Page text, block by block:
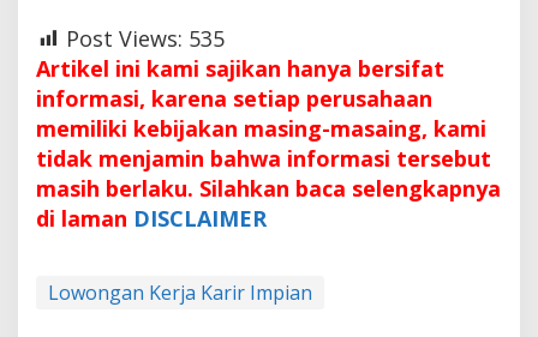
Post Views: 535
Artikel ini kami sajikan hanya bersifat
informasi, karena setiap perusahaan
memiliki kebijakan masing-masaing, kami
tidak menjamin bahwa informasi tersebut
masih berlaku. Silahkan baca selengkapnya
di laman DISCLAIMER
Lowongan Kerja Karir Impian